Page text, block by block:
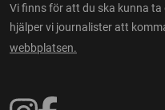
Vi finns för att du ska kunna
hjälper vi journalister att
webbplatsen.